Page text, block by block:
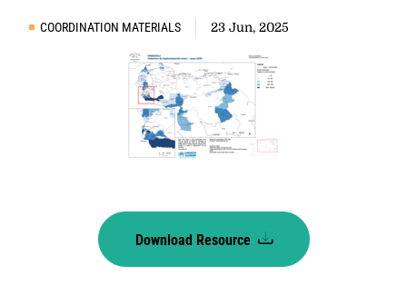
COORDINATION MATERIALS 23 Jun, 2025
Download Resource